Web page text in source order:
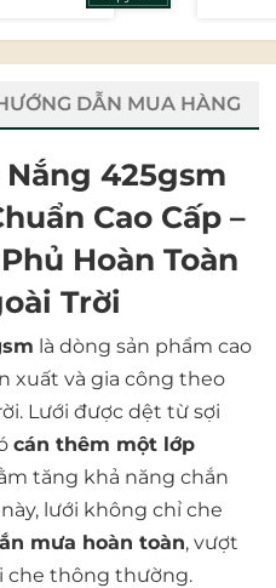
DẪN MUA HÀNG
425gsm
Cao Cấp –
Hoàn Toàn
Trời
là dòng sản phẩm cao
xuất và gia công theo
Lưới được dệt từ sợi
cán thêm một lớp
tăng khả năng chắn
lưới không chỉ che
mưa hoàn toàn, vượt
che thông thường.